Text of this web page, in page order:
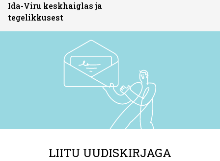
Ida-Viru keskhaiglas ja
tegelikkusest
LIITU UUDISKIRJAGA